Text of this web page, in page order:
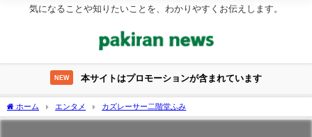
気になることや知りたいことを、わかりやすくお伝えします。
NEW 本サイトはプロモーションが含まれています
ホーム エンタメ カズレーサー二階堂ふみ